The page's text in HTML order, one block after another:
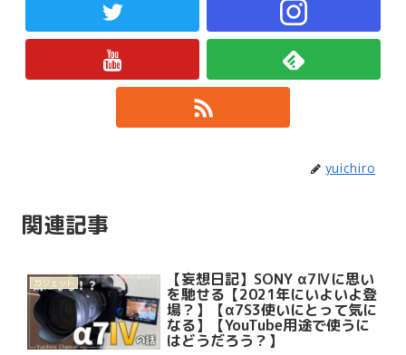
yuichiro
関連記事
ガジェット 【妄想日記】SONY α7Ⅳに思い
を馳せる【2021年にいよいよ登
場？】【α7S3使いにとって気に
なる】【YouTube用途で使うに
はどうだろう？】